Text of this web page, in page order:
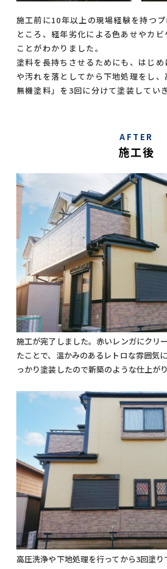
施工前に10年以上の現場経験を持つ
ところ、経年劣化による色あせやカ
ことがわかりました。
塗料を長持ちさせるためにも、はじ
や汚れを落としてから下地処理をし
無機塗料」を3回に分けて塗装していき
AFTER
施工後
施工が完了しました。赤いレンガにクリ
たことで、温かみのあるレトロな雰囲気
っかり塗装したので新築のような仕上がり
高圧洗浄や下地処理を行ってから3回塗